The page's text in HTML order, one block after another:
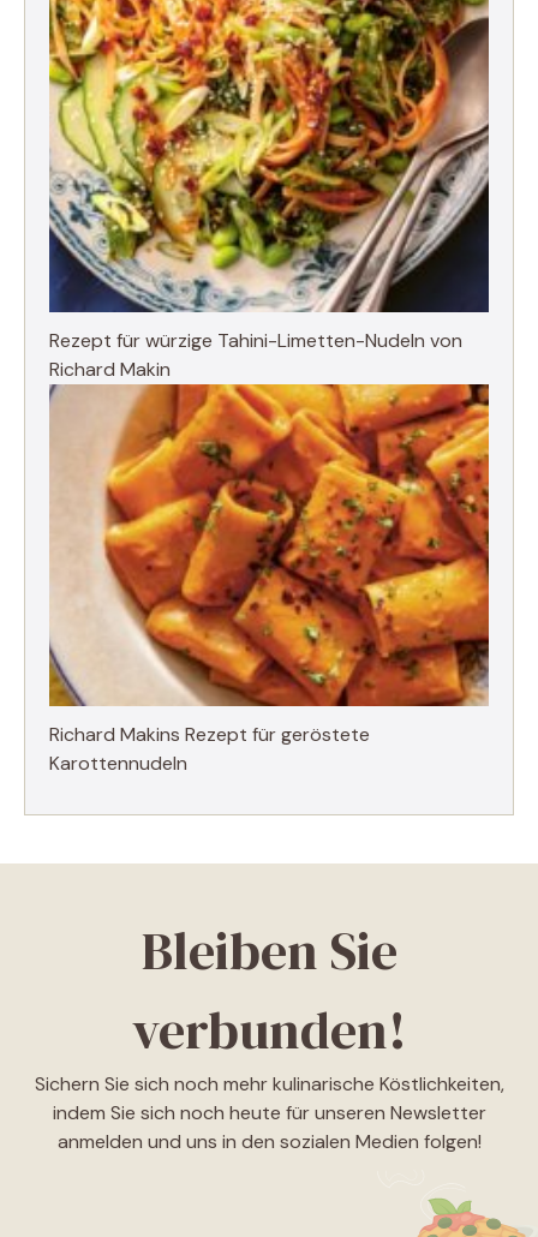
Rezept für würzige Tahini-Limetten-Nudeln von
Richard Makin
Richard Makins Rezept für geröstete
Karottennudeln
Bleiben Sie
verbunden!
Sichern Sie sich noch mehr kulinarische Köstlichkeiten,
indem Sie sich noch heute für unseren Newsletter
anmelden und uns in den sozialen Medien folgen!